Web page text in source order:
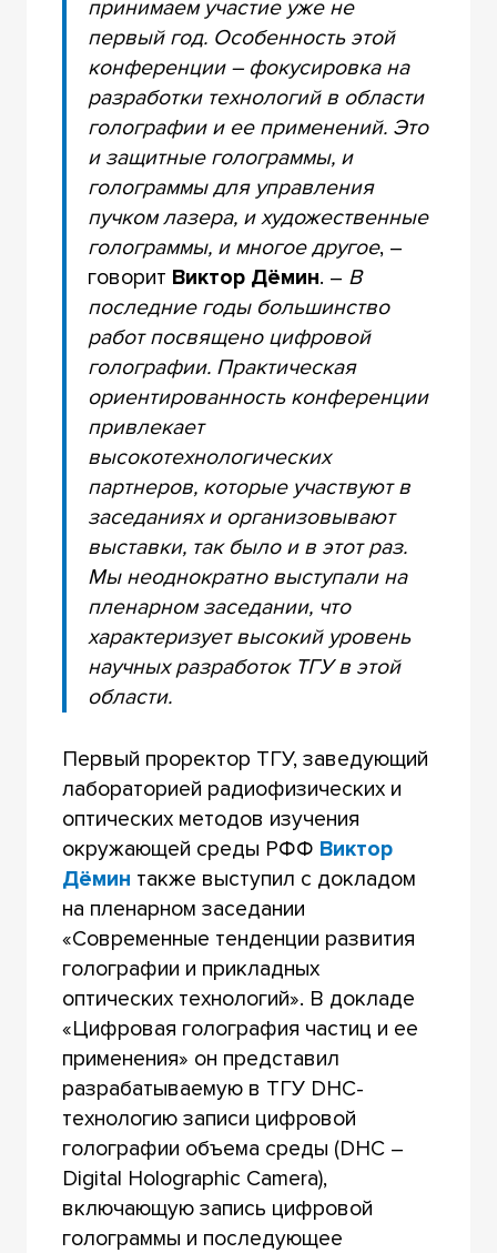
принимаем участие уже не
первый год. Особенность этой
конференции – фокусировка на
разработки технологий в области
голографии и ее применений. Это
и защитные голограммы, и
голограммы для управления
пучком лазера, и художественные
голограммы, и многое другое, –
говорит Виктор Дёмин. – В
последние годы большинство
работ посвящено цифровой
голографии. Практическая
ориентированность конференции
привлекает
высокотехнологических
партнеров, которые участвуют в
заседаниях и организовывают
выставки, так было и в этот раз.
Мы неоднократно выступали на
пленарном заседании, что
характеризует высокий уровень
научных разработок ТГУ в этой
области.
Первый проректор ТГУ, заведующий
лабораторией радиофизических и
оптических методов изучения
окружающей среды РФФ Виктор
Дёмин также выступил с докладом
на пленарном заседании
«Современные тенденции развития
голографии и прикладных
оптических технологий». В докладе
«Цифровая голография частиц и ее
применения» он представил
разрабатываемую в ТГУ DHC-
технологию записи цифровой
голографии объема среды (DHC –
Digital Holographic Camera),
включающую запись цифровой
голограммы и последующее